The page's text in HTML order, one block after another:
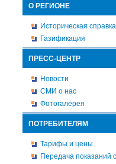
О РЕГИОНЕ
Историческая справка
Газификация
ПРЕСС-ЦЕНТР
Новости
СМИ о нас
Фотогалерея
ПОТРЕБИТЕЛЯМ
Тарифы и цены
Передача показаний